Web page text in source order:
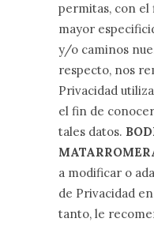
permitas, con
mayor
y/o caminos
respecto, nos
Privacidad
el fin de
tales datos.
a modificar o
de Privacidad
tanto, le